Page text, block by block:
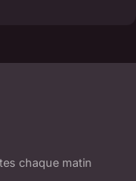
chaque matin